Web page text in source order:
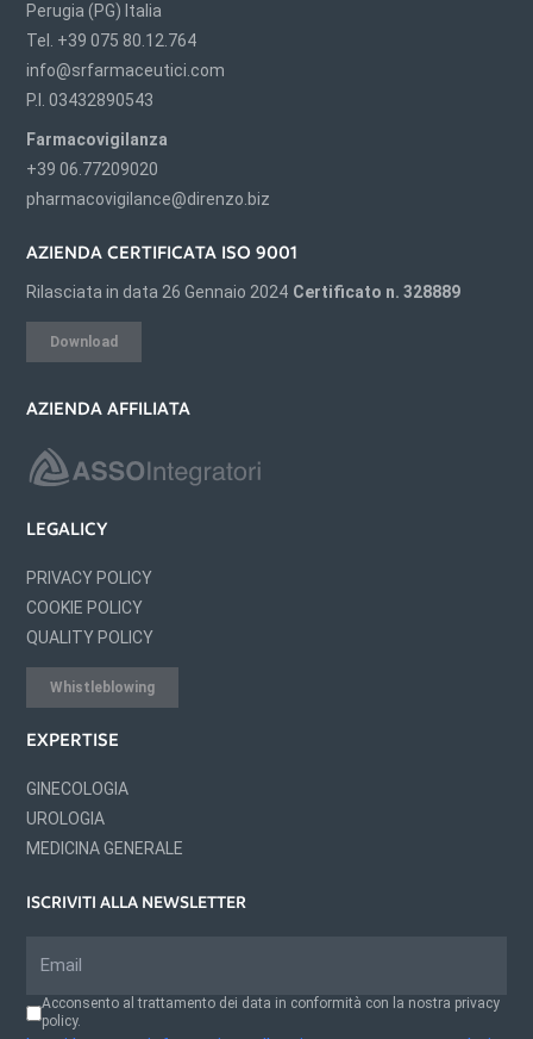
Perugia (PG) Italia
Tel. +39 075 80.12.764
info@srfarmaceutici.com
P.I. 03432890543
Farmacovigilanza
+39 06.77209020
pharmacovigilance@direnzo.biz
AZIENDA CERTIFICATA ISO 9001
Rilasciata in data 26 Gennaio 2024 Certificato n. 328889
Download
AZIENDA AFFILIATA
LEGALICY
PRIVACY POLICY
COOKIE POLICY
QUALITY POLICY
Whistleblowing
EXPERTISE
GINECOLOGIA
UROLOGIA
MEDICINA GENERALE
ISCRIVITI ALLA NEWSLETTER
Acconsento al trattamento dei data in conformità con la nostra privacy
policy.